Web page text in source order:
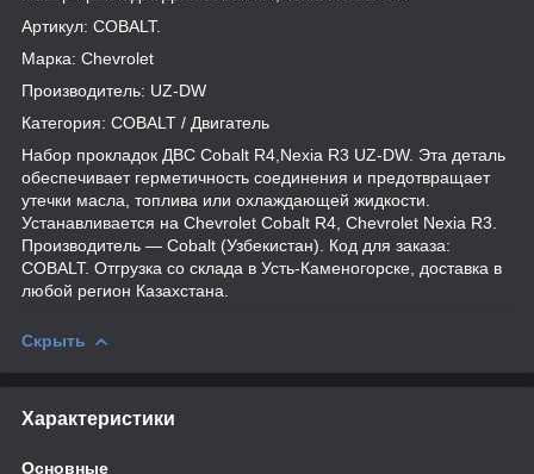
Артикул: COBALT.
Марка: Chevrolet
Производитель: UZ-DW
Категория: COBALT / Двигатель
Набор прокладок ДВС Cobalt R4,Nexia R3 UZ-DW. Эта деталь
обеспечивает герметичность соединения и предотвращает
утечки масла, топлива или охлаждающей жидкости.
Устанавливается на Chevrolet Cobalt R4, Chevrolet Nexia R3.
Производитель — Cobalt (Узбекистан). Код для заказа:
COBALT. Отгрузка со склада в Усть-Каменогорске, доставка в
любой регион Казахстана.
Скрыть
Характеристики
Основные